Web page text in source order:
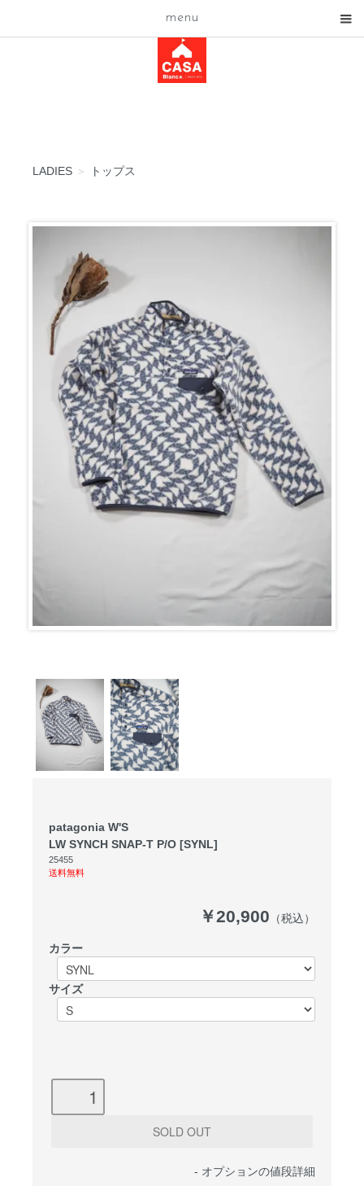
menu
LADIES ＞ トップス
patagonia W'S
LW SYNCH SNAP-T P/O [SYNL]
25455
送料無料
￥20,900 （税込）
カラー
サイズ
- オプションの値段詳細